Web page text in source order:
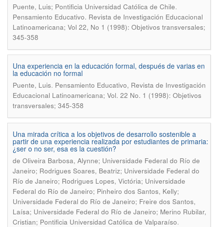
Puente, Luis; Pontificia Universidad Católica de Chile.
Pensamiento Educativo. Revista de Investigación Educacional
Latinoamericana; Vol 22, No 1 (1998): Objetivos transversales;
345-358
Una experiencia en la educación formal, después de varias en
la educación no formal
Puente, Luis. Pensamiento Educativo, Revista de Investigación
Educacional Latinoamericana; Vol. 22 No. 1 (1998): Objetivos
transversales; 345-358
Una mirada crítica a los objetivos de desarrollo sostenible a
partir de una experiencia realizada por estudiantes de primaria:
¿ser o no ser, esa es la cuestión?
de Oliveira Barbosa, Alynne; Universidade Federal do Río de
Janeiro; Rodrigues Soares, Beatriz; Universidade Federal do
Río de Janeiro; Rodrigues Lopes, Victória; Universidade
Federal do Río de Janeiro; Pinheiro dos Santos, Kelly;
Universidade Federal do Río de Janeiro; Freire dos Santos,
Laísa; Universidade Federal do Río de Janeiro; Merino Rubilar,
Cristian; Pontificia Universidad Católica de Valparaíso.